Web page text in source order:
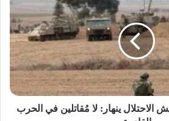
الاحتلال ينهار: لا مُقاتلين في الحرب